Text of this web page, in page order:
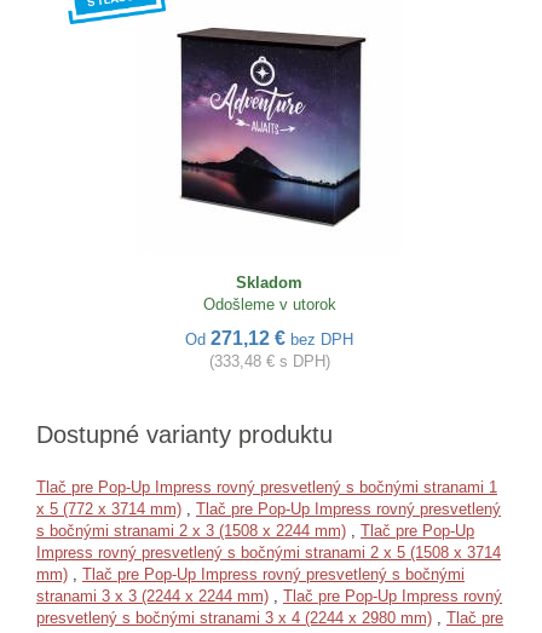
Skladom
Odošleme v utorok
Od 271,12 € bez DPH
(333,48 € s DPH)
Dostupné varianty produktu
Tlač pre Pop-Up Impress rovný presvetlený s bočnými stranami 1
x 5 (772 x 3714 mm) , Tlač pre Pop-Up Impress rovný presvetlený
s bočnými stranami 2 x 3 (1508 x 2244 mm) , Tlač pre Pop-Up
Impress rovný presvetlený s bočnými stranami 2 x 5 (1508 x 3714
mm) , Tlač pre Pop-Up Impress rovný presvetlený s bočnými
stranami 3 x 3 (2244 x 2244 mm) , Tlač pre Pop-Up Impress rovný
presvetlený s bočnými stranami 3 x 4 (2244 x 2980 mm) , Tlač pre